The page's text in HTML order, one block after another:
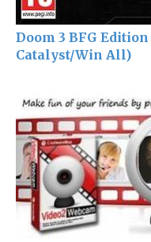
Doom 3 BFG
Catalyst/Win All)